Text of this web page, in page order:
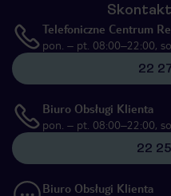
Telefoniczne Centrum
pon. – pt. 08:00–22:00,
22
Biuro Obsługi Klienta
pon. – pt. 08:00–22:00,
22
Biuro Obsługi Klienta